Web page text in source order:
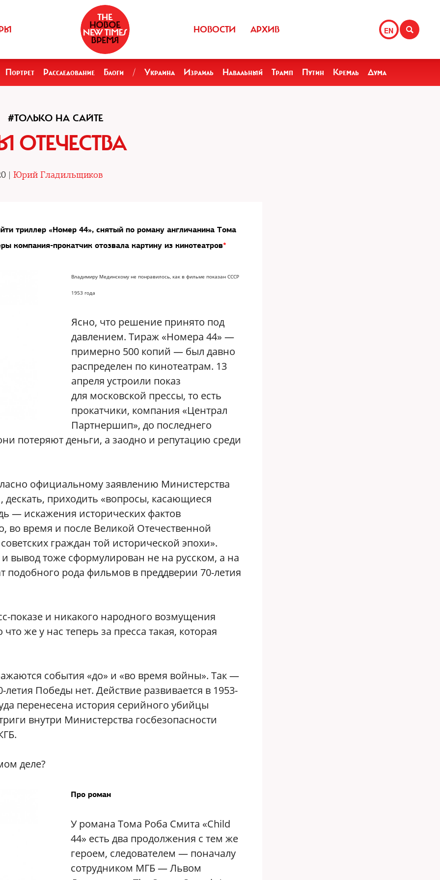
EN
НОВОСТИ АРХИВ
Портрет Расследование Блоги / Украина Израиль Навальный Трамп Путин Кремль Дума
#ТОЛЬКО НА САЙТЕ
ОТЕЧЕСТВА
| Юрий Гладильщиков
триллер «Номер 44», снятый по роману англичанина Тома
компания-прокатчик отозвала картину из кинотеатров*
Владимиру Мединскому не понравилось, как в фильме показан СССР
1953 года
Ясно, что решение принято под
давлением. Тираж «Номера 44» —
примерно 500 копий — был давно
распределен по кинотеатрам. 13
апреля устроили показ
для московской прессы, то есть
прокатчики, компания «Централ
Партнершип», до последнего
потеряют деньги, а заодно и репутацию среди
официальному заявлению Министерства
дескать, приходить «вопросы, касающиеся
— искажения исторических фактов
во время и после Великой Отечественной
граждан той исторической эпохи».
вывод тоже сформулирован не на русском, а на
рода фильмов в преддверии 70-летия
показе и никакого народного возмущения
же у нас теперь за пресса такая, которая
события «до» и «во время войны». Так —
Победы нет. Действие развивается в 1953-
перенесена история серийного убийцы
внутри Министерства госбезопасности
деле?
Про роман
У романа Тома Роба Смита «Child
44» есть два продолжения с тем же
героем, следователем — поначалу
сотрудником МГБ — Львом